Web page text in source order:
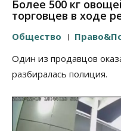
Более 500 кг
торговцев в ходе
Общество
Один из продавцов
разбиралась полиция.